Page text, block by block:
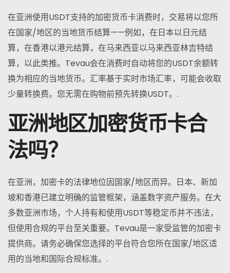
在亚洲使用USDT支持的加密货币卡消费时，交易将以您所
在国家/地区的当地货币结算——例如，在日本以日元结
算，在香港以港元结算，在马来西亚以马来西亚林吉特结
算，以此类推。Tevau会在消费时自动将您的USDT余额转
换为相应的当地货币。汇率基于实时市场汇率，可能会收取
少量转换费。您无需在购物前预先转换USDT。.
亚洲地区加密货币卡合
法吗？
在亚洲，加密卡的法律地位因国家/地区而异。日本、新加
坡和香港已建立明确的监管框架，涵盖数字资产服务。在大
多数亚洲市场，个人持有和使用USDT等稳定币并不违法，
但使用合规的平台至关重要。Tevau是一家受监管的加密卡
提供商。请务必确保您选择的平台符合您所在国家/地区适
用的当地和国际合规标准。.